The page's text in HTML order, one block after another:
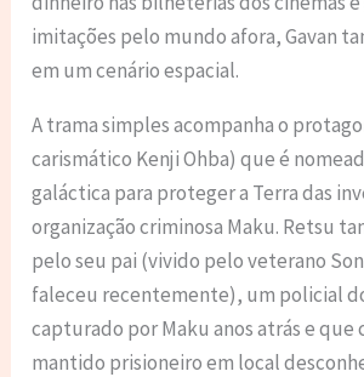
imitações pelo mundo afora, Gavan
em um cenário espacial.
A trama simples acompanha o
carismático Kenji Ohba) que é
galáctica para proteger a Terra das
organização criminosa Maku. Retsu
pelo seu pai (vivido pelo veterano
faleceu recentemente), um policial
capturado por Maku anos atrás e que
mantido prisioneiro em local